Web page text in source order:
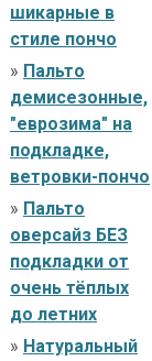
шикарные в
стиле пончо
» Пальто
демисезонные,
"еврозима" на
подкладке,
ветровки-пончо
» Пальто
оверсайз БЕЗ
подкладки от
очень тёплых
до летних
» Натуральный